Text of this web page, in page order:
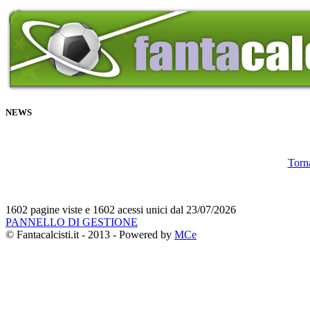
NEWS
1602 pagine viste e 1602 acessi unici dal 23/07/2026
PANNELLO DI GESTIONE
© Fantacalcisti.it - 2013 - Powered by MCe